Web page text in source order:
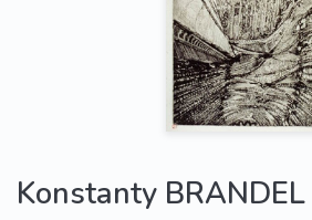
Konstanty BRANDEL